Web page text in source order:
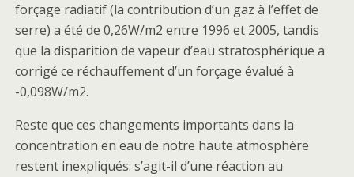
forçage radiatif (la contribution d’un gaz à l’effet de
serre) a été de 0,26W/m2 entre 1996 et 2005, tandis
que la disparition de vapeur d’eau stratosphérique a
corrigé ce réchauffement d’un forçage évalué à
-0,098W/m2.
Reste que ces changements importants dans la
concentration en eau de notre haute atmosphère
restent inexpliqués: s’agit-il d’une réaction au